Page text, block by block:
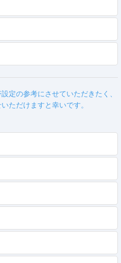
定の参考にさせていただきたく、
ただけますと幸いです。